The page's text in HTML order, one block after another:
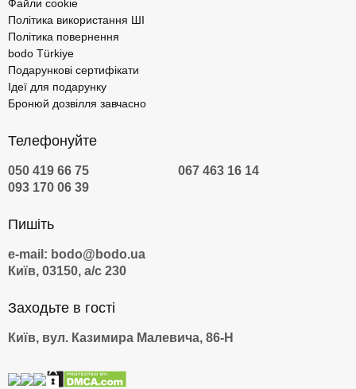
Файли cookie
Політика використання ШІ
Політика повернення
bodo Türkiye
Подарункові сертифікати
Ідеї для подарунку
Бронюй дозвілля завчасно
Телефонуйте
050 419 66 75
067 463 16 14
093 170 06 39
Пишіть
e-mail: bodo@bodo.ua
Київ, 03150, а/с 230
Заходьте в гості
Київ, вул. Казимира Малевича, 86-Н